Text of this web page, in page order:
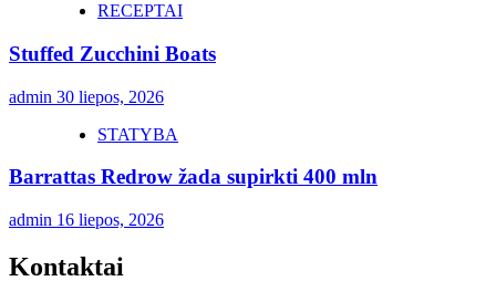
RECEPTAI
Stuffed Zucchini Boats
admin 30 liepos, 2026
STATYBA
Barrattas Redrow žada supirkti 400 mln
admin 16 liepos, 2026
Kontaktai